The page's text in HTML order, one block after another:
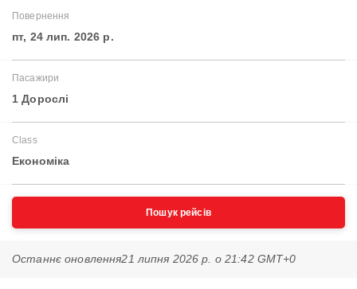
Повернення
пт, 24 лип. 2026 р.
Пасажири
1 Дорослі
Class
Економіка
Пошук рейсів
Останнє оновлення21 липня 2026 р. о 21:42 GMT+0